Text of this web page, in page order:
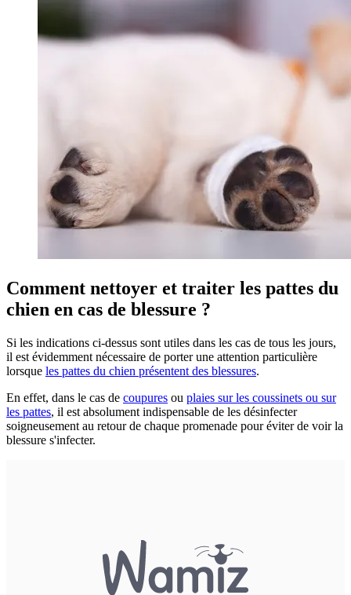
Comment nettoyer et traiter les pattes du
chien en cas de blessure ?
Si les indications ci-dessus sont utiles dans les cas de tous les jours,
il est évidemment nécessaire de porter une attention particulière
lorsque les pattes du chien présentent des blessures.
En effet, dans le cas de coupures ou plaies sur les coussinets ou sur
les pattes, il est absolument indispensable de les désinfecter
soigneusement au retour de chaque promenade pour éviter de voir la
blessure s'infecter.